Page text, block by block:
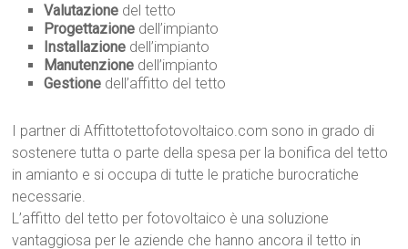
Valutazione del tetto
Progettazione dell’impianto
Installazione dell’impianto
Manutenzione dell’impianto
Gestione dell’affitto del tetto
I partner di Affittotettofotovoltaico.com sono in grado di
sostenere tutta o parte della spesa per la bonifica del tetto
in amianto e si occupa di tutte le pratiche burocratiche
necessarie.
L’affitto del tetto per fotovoltaico è una soluzione
vantaggiosa per le aziende che hanno ancora il tetto in